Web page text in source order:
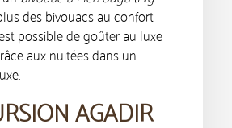
des bivouacs au confort
possible de goûter au luxe
aux nuitées dans un
AGADIR